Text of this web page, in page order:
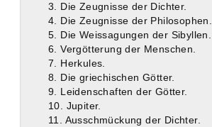
3. Die Zeugnisse der Dichter.
4. Die Zeugnisse der Philosophen.
5. Die Weissagungen der Sibyllen.
6. Vergötterung der Menschen.
7. Herkules.
8. Die griechischen Götter.
9. Leidenschaften der Götter.
10. Jupiter.
11. Ausschmückung der Dichter.